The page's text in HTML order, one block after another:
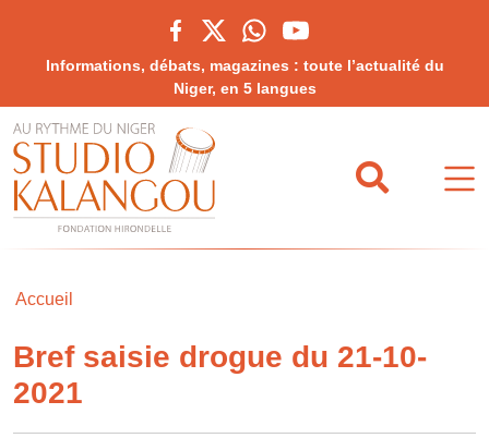
Informations, débats, magazines : toute l’actualité du
Niger, en 5 langues
Accueil
Bref saisie drogue du 21-10-
2021